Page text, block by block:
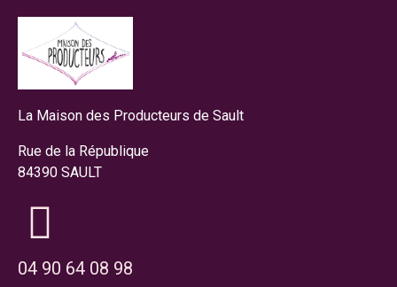
La Maison des Producteurs de Sault
Rue de la République
84390 SAULT
04 90 64 08 98